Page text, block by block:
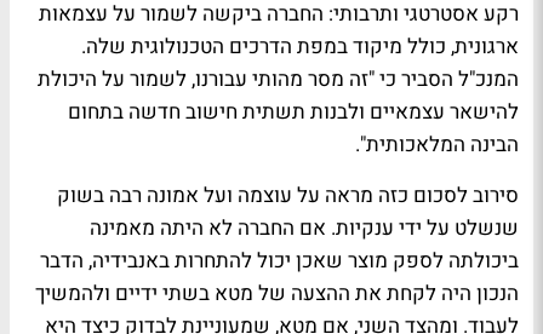
רקע אסטרטגי ותרבותי: החברה ביקשה לשמור על עצמאות
ארגונית, כולל מיקוד במפת הדרכים הטכנולוגית שלה.
המנכ"ל הסביר כי "זה מסר מהותי עבורנו, לשמור על היכולת
להישאר עצמאיים ולבנות תשתית חישוב חדשה בתחום
הבינה המלאכותית".
סירוב לסכום כזה מראה על עוצמה ועל אמונה רבה בשוק
שנשלט על ידי ענקיות. אם החברה לא היתה מאמינה
ביכולתה לספק מוצר שאכן יכול להתחרות באנבידיה, הדבר
הנכון היה לקחת את ההצעה של מטא בשתי ידיים ולהמשיך
לעבוד. ומהצד השני, אם מטא, שמעוניינת לבדוק כיצד היא